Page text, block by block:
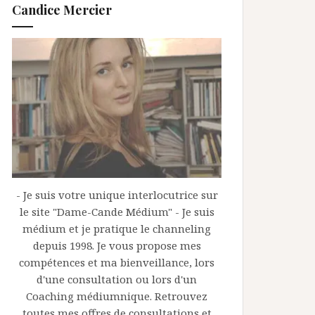
Candice Mercier
- Je suis votre unique interlocutrice sur
le site "Dame-Cande Médium" - Je suis
médium et je pratique le channeling
depuis 1998. Je vous propose mes
compétences et ma bienveillance, lors
d'une consultation ou lors d'un
Coaching médiumnique. Retrouvez